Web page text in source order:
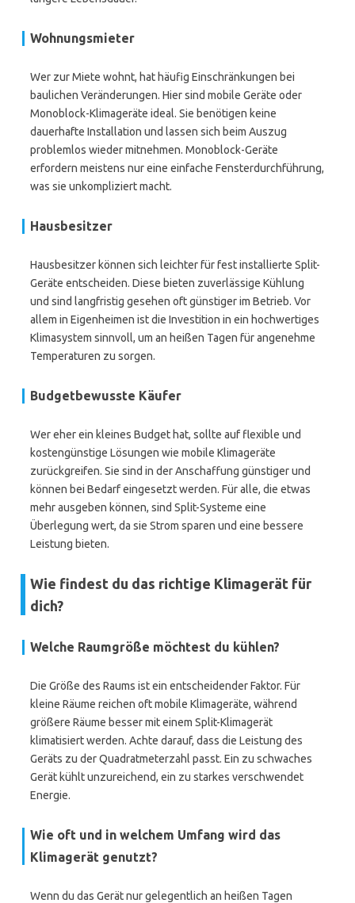
Wohnungsmieter
Wer zur Miete wohnt, hat häufig Einschränkungen bei
baulichen Veränderungen. Hier sind mobile Geräte oder
Monoblock-Klimageräte ideal. Sie benötigen keine
dauerhafte Installation und lassen sich beim Auszug
problemlos wieder mitnehmen. Monoblock-Geräte
erfordern meistens nur eine einfache Fensterdurchführung,
was sie unkompliziert macht.
Hausbesitzer
Hausbesitzer können sich leichter für fest installierte Split-
Geräte entscheiden. Diese bieten zuverlässige Kühlung
und sind langfristig gesehen oft günstiger im Betrieb. Vor
allem in Eigenheimen ist die Investition in ein hochwertiges
Klimasystem sinnvoll, um an heißen Tagen für angenehme
Temperaturen zu sorgen.
Budgetbewusste Käufer
Wer eher ein kleines Budget hat, sollte auf flexible und
kostengünstige Lösungen wie mobile Klimageräte
zurückgreifen. Sie sind in der Anschaffung günstiger und
können bei Bedarf eingesetzt werden. Für alle, die etwas
mehr ausgeben können, sind Split-Systeme eine
Überlegung wert, da sie Strom sparen und eine bessere
Leistung bieten.
Wie findest du das richtige Klimagerät für
dich?
Welche Raumgröße möchtest du kühlen?
Die Größe des Raums ist ein entscheidender Faktor. Für
kleine Räume reichen oft mobile Klimageräte, während
größere Räume besser mit einem Split-Klimagerät
klimatisiert werden. Achte darauf, dass die Leistung des
Geräts zu der Quadratmeterzahl passt. Ein zu schwaches
Gerät kühlt unzureichend, ein zu starkes verschwendet
Energie.
Wie oft und in welchem Umfang wird das
Klimagerät genutzt?
Wenn du das Gerät nur gelegentlich an heißen Tagen